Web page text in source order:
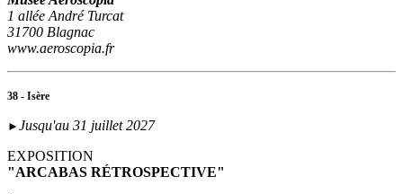
1 allée André Turcat
31700 Blagnac
www.aeroscopia.fr
38 - Isère
► Jusqu'au 31 juillet 2027
EXPOSITION
"ARCABAS RÉTROSPECTIVE"